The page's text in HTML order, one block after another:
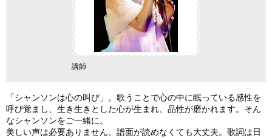
講師
「シャンソンは心の叫び」。歌うことで心の中に眠っている感性を
呼び覚まし、生き生きとした心が生まれ、品性が磨かれます。そん
なシャンソンをご一緒に。
美しい声は必要ありません。譜面が読めなくても大丈夫。歌詞は日